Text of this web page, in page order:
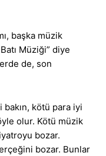
başka müzik
Müziği” diye
de, son
bakın, kötü para iyi
olur. Kötü müzik
bozar.
bozar. Bunlar